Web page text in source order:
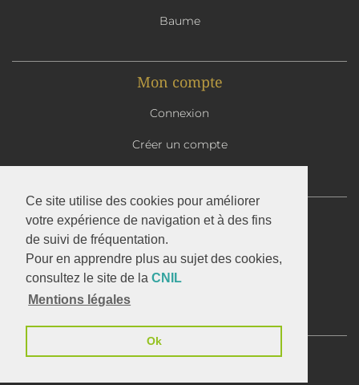
Ce site utilise des cookies pour améliorer
votre expérience de navigation et à des fins
de suivi de fréquentation.
Pour en apprendre plus au sujet des cookies,
consultez le site de la CNIL
Mentions légales
Ok
Baume
Mon compte
Connexion
Créer un compte
Abbaye Saint-Benoît d'En Calcat
1 avenue d'En Calcat
81110 DOURGNE
05 63 50 32 37
Le site de l'Abbaye d'En Calcat
Mentions légales